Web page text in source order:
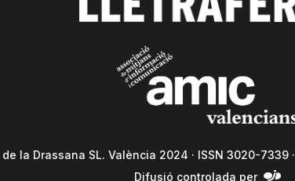
la Drassana SL. València 2024 · ISSN 3020-7339 ·
Difusió controlada per